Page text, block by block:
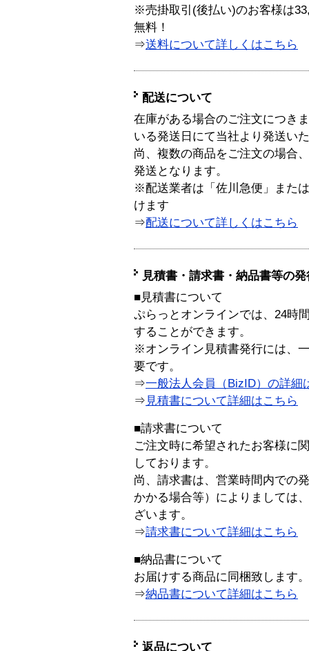
※売掛取引(後払い)のお客様は
無料！
⇒送料について詳しくはこちら
配送について
在庫がある場合のご注文につき
いる発送日にて当社より発送い
尚、複数の商品をご注文の場合
発送となります。
※配送業者は「佐川急便」また
けます
⇒配送について詳しくはこちら
見積書・請求書・納品書等の
■見積書について
ぷらっとオンラインでは、24時
することができます。
※オンライン見積書発行には、
要です。
⇒一般法人会員（BizID）の詳細
⇒ 見積書について詳細はこちら
■請求書について
ご注文時に希望されたお客様に
しております。
尚、請求書は、営業時間内での
かかる場合等）によりましては
ざいます。
⇒請求書について詳細はこちら
■納品書について
お届けする商品に同梱致します。
⇒納品書について詳細はこちら
返品について